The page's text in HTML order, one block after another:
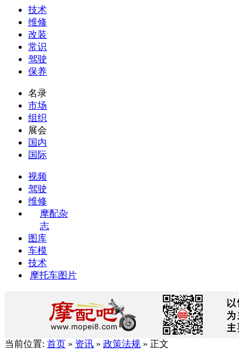
技术
维修
改装
常识
驾驶
保养
名录
市场
组织
展会
国内
国际
视频
驾驶
维修
摩配杂
志
图库
车模
技术
摩托车图片
当前位置: 首页 » 资讯 » 政策法规 » 正文